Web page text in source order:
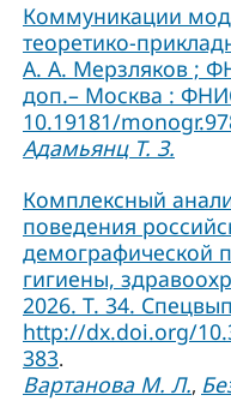
Коммуникации
теоретико-
А. А. Мерзляков ;
доп.– Москва :
10.19181/
Адамьянц Т. З.
Комплексный
поведения
демографической
гигиены,
2026. Т. 34.
http://dx.doi.org/
383.
Вартанова М. Л.,